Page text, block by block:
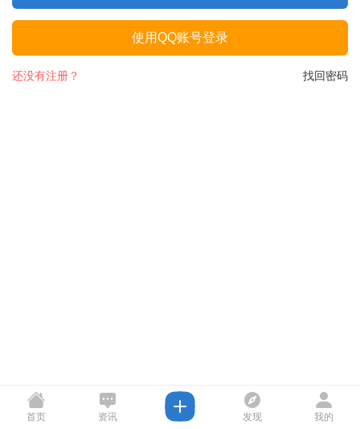
使用QQ账号登录
找回密码
还没有注册？
首页 资讯 发现 我的